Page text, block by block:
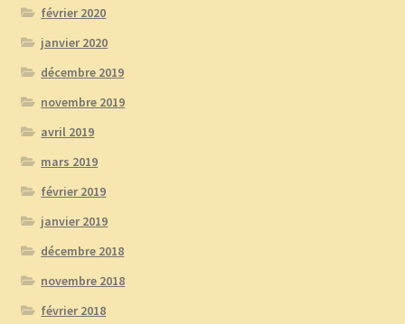
février 2020
janvier 2020
décembre 2019
novembre 2019
avril 2019
mars 2019
février 2019
janvier 2019
décembre 2018
novembre 2018
février 2018